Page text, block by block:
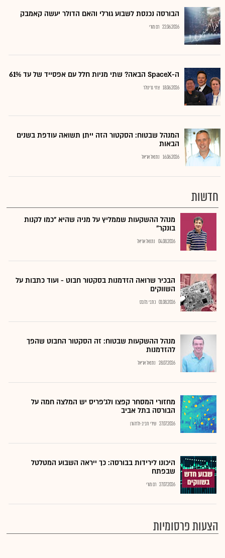
הבורסה נכנסת לשבוע גורלי והאם הדולר יעשה קאמבק
22.06.2026 רם מורי
ה-SpaceX הבאה? שתי מניות חלל עם אפסייד של עד 61%
18.06.2026 צחי גרינולד
המנהל שבטוח: הסקטור הזה ייתן תשואה עודפת בשנים
הבאות
16.06.2026 נתנאל אריאל
חדשות
מנהל ההשקעות שממליץ על מניה שהיא "כמו לקנות
בונקר"
04.08.2026 נתנאל אריאל
הבכיר שרואה הזדמנות בסקטור חבוט - ועוד כתבות על
השווקים
01.08.2026 כתבי גלובס
מנהל ההשקעות שבטוח: זה הסקטור החבוט שהפך
להזדמנות
28.07.2026 נתנאל אריאל
מחזורי המסחר קפצו ולג'פריס יש המלצה חמה על
הבורסה בתל אביב
27.07.2026 שירי חביב-ולדהורן
היכונו לירידות בבורסה: כך ייראה השבוע המטלטל
שבפתח
27.07.2026 רם מורי
הצעות פרסומיות